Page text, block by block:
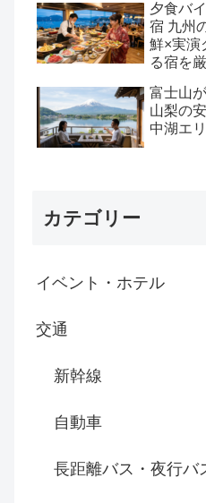
夕食バ
宿 九州
鮮×実演
る宿を
富士山
山梨の
中湖エ
カテゴリー
イベント・ホテル
交通
新幹線
自動車
長距離バス・夜行バ